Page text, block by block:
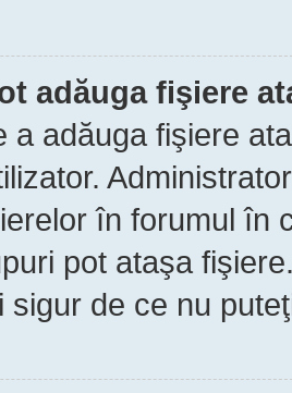
adăuga fişiere
a adăuga fişiere
în forumul în
pot ataşa
sigur de ce nu